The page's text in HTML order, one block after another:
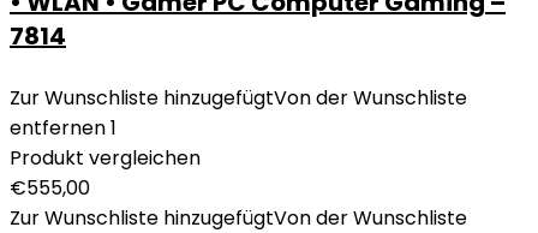
7814
Zur Wunschliste hinzugefügtVon der Wunschliste
entfernen1
Produkt vergleichen
€555,00
Zur Wunschliste hinzugefügtVon der Wunschliste